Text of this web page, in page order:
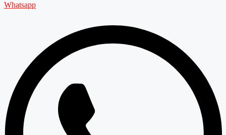
Whatsapp